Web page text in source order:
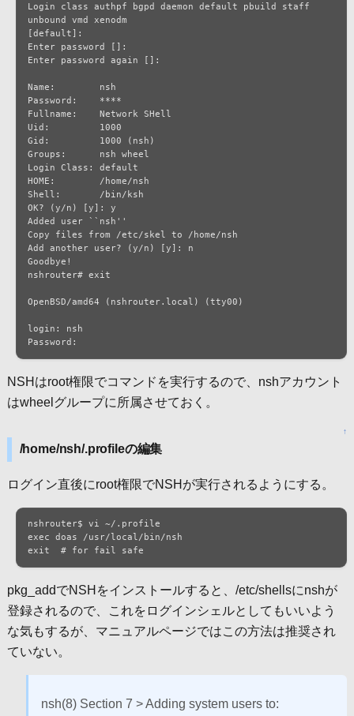
Login class authpf bgpd daemon default pbuild staff
unbound vmd xenodm
[default]:
Enter password []:
Enter password again []:
Name:	     nsh
Password:    ****
Fullname:    Network SHell
Uid:	     1000
Gid:	     1000 (nsh)
Groups:	     nsh wheel
Login Class: default
HOME:	     /home/nsh
Shell:	     /bin/ksh
OK? (y/n) [y]: y
Added user ``nsh''
Copy files from /etc/skel to /home/nsh
Add another user? (y/n) [y]: n
Goodbye!
nshrouter# exit
OpenBSD/amd64 (nshrouter.local) (tty00)
login: nsh
Password:
NSHはroot権限でコマンドを実行するので、nshアカウント
はwheelグループに所属させておく。
↑
/home/nsh/.profileの編集
ログイン直後にroot権限でNSHが実行されるようにする。
nshrouter$ vi ~/.profile
exec doas /usr/local/bin/nsh
exit  # for fail safe
pkg_addでNSHをインストールすると、/etc/shellsにnshが
登録されるので、これをログインシェルとしてもいいよう
な気もするが、マニュアルページではこの方法は推奨され
ていない。
nsh(8) Section 7 > Adding system users to: